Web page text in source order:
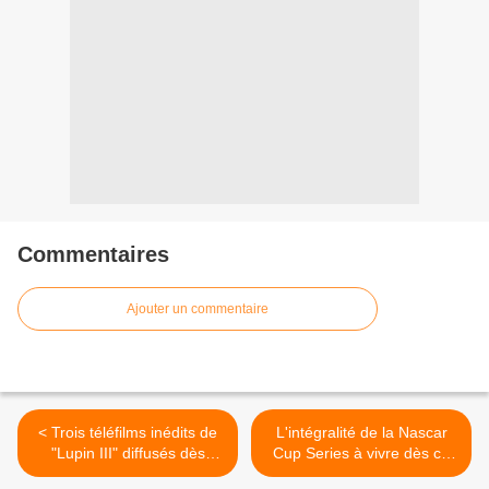
Commentaires
Ajouter un commentaire
< Trois téléfilms inédits de
"Lupin III" diffusés dès
dimanche sur Mangas
L'intégralité de la Nascar
Cup Series à vivre dès ce
dimanche sur Automoto la